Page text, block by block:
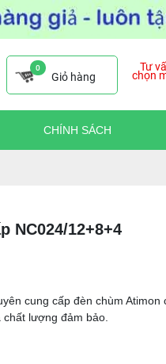
0
Giỏ hàng
Tư
chọn
CHÍNH SÁCH
NC024/12+8+4
cung cấp đèn chùm Atimon
lượng đảm bảo.